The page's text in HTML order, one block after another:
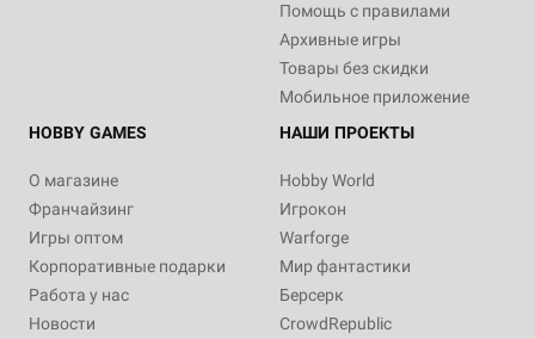
Помощь с правилами
Архивные игры
Товары без скидки
Мобильное приложение
HOBBY GAMES
О магазине
Франчайзинг
Игры оптом
Корпоративные подарки
Работа у нас
Новости
НАШИ ПРОЕКТЫ
Hobby World
Игрокон
Warforge
Мир фантастики
Берсерк
CrowdRepublic